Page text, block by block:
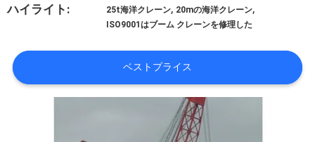
た
し
ハイライト: 25t海洋クレーン, 20mの海洋クレーン,
ISO9001はブーム クレーンを修理した
ベストプライス